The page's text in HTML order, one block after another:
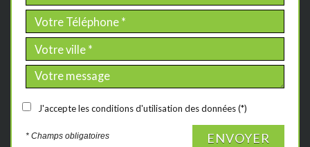
J'accepte les conditions d'utilisation des données (*)
* Champs obligatoires ENVOYER